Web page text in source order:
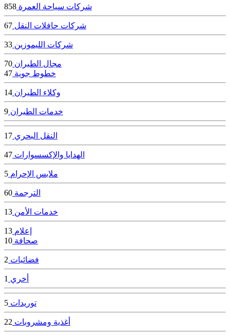
شركات سياحة العمرة 858
شركات حافلات النقل 67
شركات الليموزين 33
مجال الطيران 70
خطوط جوية 47
وكلاء الطيران 14
خدمات الطيران 9
النقل البحري 17
الهدايا والإكسسوارات 47
ملابس الإحرام 5
الترجمة 60
خدمات الأمن 13
إعلام 13
صحافة 10
فضائيات 2
أخري 1
توريدات 5
أغذية ومشروبات 22